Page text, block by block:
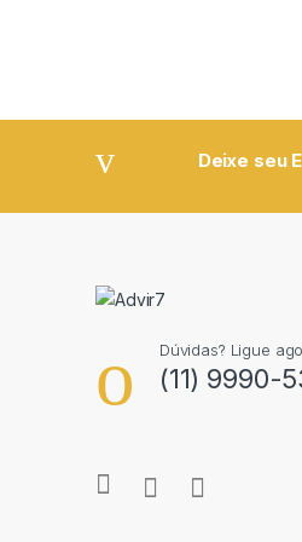
Deixe seu
Dúvidas? Ligue
(11) 9990-